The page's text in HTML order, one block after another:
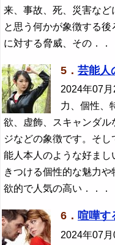
来、事故、死、災害な
と思う何かが象徴する
に対する脅威、その．．
5． 芸能人
2024年07月
力、個性、
欲、虚飾、スキャンダ
ジなどの象徴です。そ
能人本人のような好ま
きつける個性的な魅力
欲的で人気の高い．．．
6． 喧嘩す
2024年07月